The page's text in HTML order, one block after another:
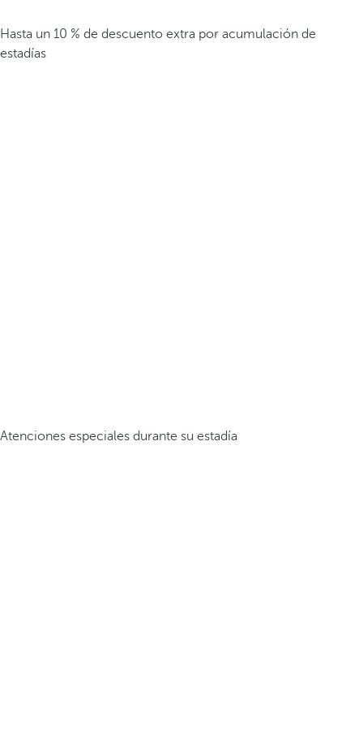
Hasta un 10 % de descuento extra por acumulación de
estadías
Atenciones especiales durante su estadía